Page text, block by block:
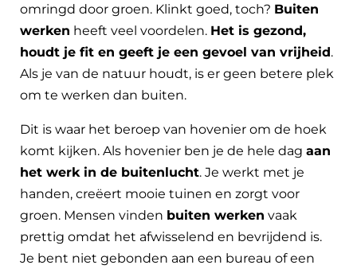
omringd door groen. Klinkt goed, toch? Buiten
werken heeft veel voordelen. Het is gezond,
houdt je fit en geeft je een gevoel van vrijheid.
Als je van de natuur houdt, is er geen betere plek
om te werken dan buiten.
Dit is waar het beroep van hovenier om de hoek
komt kijken. Als hovenier ben je de hele dag aan
het werk in de buitenlucht. Je werkt met je
handen, creëert mooie tuinen en zorgt voor
groen. Mensen vinden buiten werken vaak
prettig omdat het afwisselend en bevrijdend is.
Je bent niet gebonden aan een bureau of een